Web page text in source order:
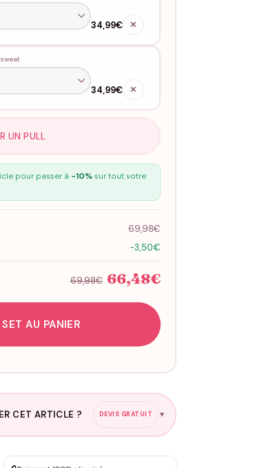
34,99€ ✕
34,99€ ✕
UN PULL
pour passer à -10%sur tout votre
69,98€
-3,50€
69,98€ 66,48€
AU PANIER
CET ARTICLE ? DEVIS GRATUIT ▼